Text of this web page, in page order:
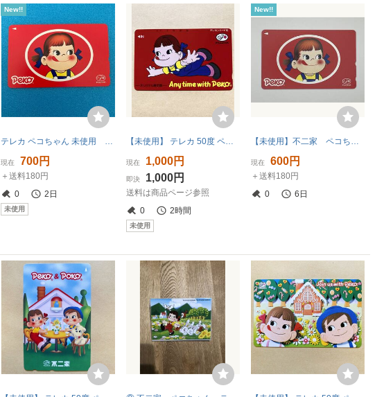
New!!
現在 700円
＋送料180円
0
2日
未使用
【未使用】 テレカ 50度 ペコちゃん Any time with Peko オリジナル限定版 不二家
現在 1,000円
即決 1,000円
送料は商品ページ参照
0
2時間
未使用
New!!
現在 600円
＋送料180円
0
6日